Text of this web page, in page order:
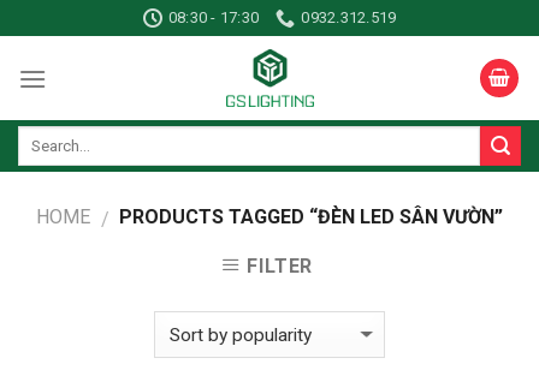
to
content
08:30 - 17:30 0932.312.519
HOME / PRODUCTS TAGGED “ĐÈN LED SÂN VƯỜN”
FILTER